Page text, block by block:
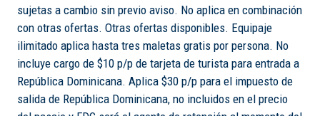
sujetas a cambio sin previo aviso. No aplica en combinación
con otras ofertas. Otras ofertas disponibles. Equipaje
ilimitado aplica hasta tres maletas gratis por persona. No
incluye cargo de $10 p/p de tarjeta de turista para entrada a
República Dominicana. Aplica $30 p/p para el impuesto de
salida de República Dominicana, no incluidos en el precio